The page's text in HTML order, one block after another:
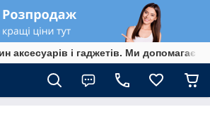
аксесуарів і гаджетів. Ми